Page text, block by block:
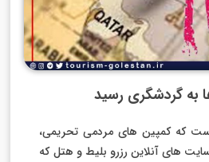
به گردشگری رسید
که کمپین های مردمی تحریمی،
های آنلاین رزرو بلیط و هتل که